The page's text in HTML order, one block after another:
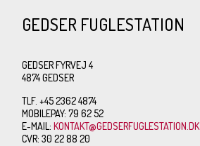
GEDSER FUGLESTATION
GEDSER FYRVEJ 4
4874 GEDSER
TLF. +45 2362 4874
MOBILEPAY: 79 62 52
E-MAIL:KONTAKT@GEDSERFUGLESTATION.DK
CVR: 30 22 88 20